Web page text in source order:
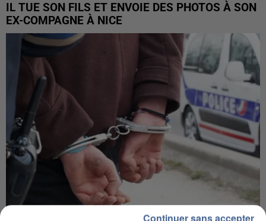
IL TUE SON FILS ET ENVOIE DES PHOTOS À SON
EX-COMPAGNE À NICE
Continuer sans accepter